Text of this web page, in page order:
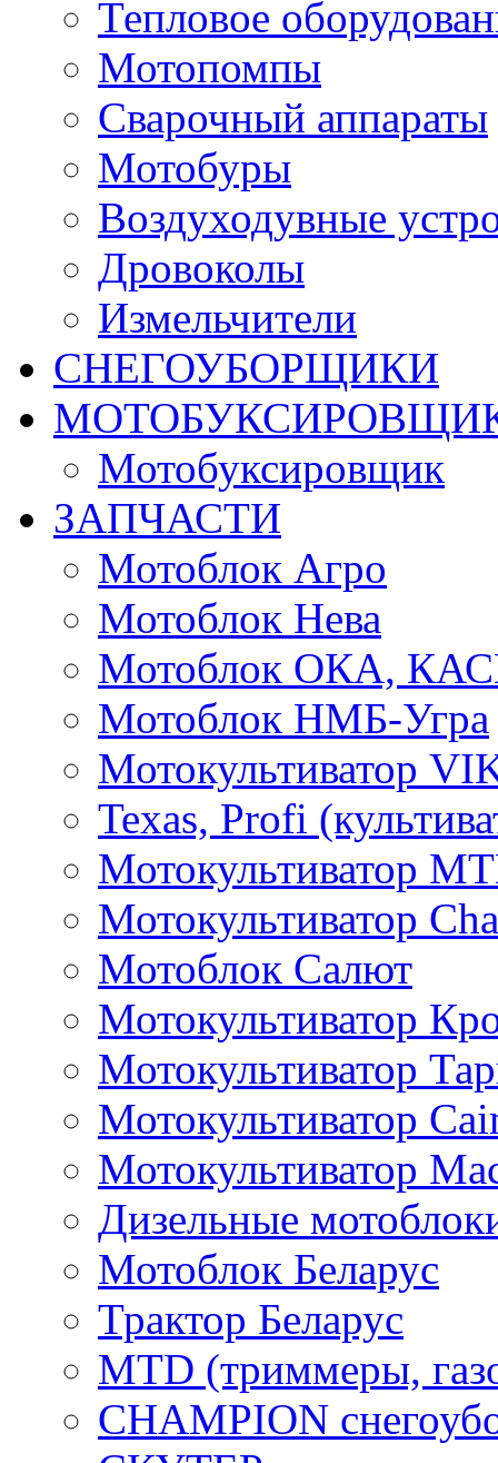
Тепловое
Мотопомпы
Сварочный аппараты
Мотобуры
Воздуходувные
Дровоколы
Измельчители
СНЕГОУБОРЩИКИ
Мотобуксировщик
ЗАПЧАСТИ
Мотоблок Агро
Мотоблок Нева
Мотоблок ОКА,
Мотоблок НМБ-Угра
Мотокультиватор
Texas, Profi
Мотокультиватор
Мотокультиватор
Мотоблок Салют
Мотокультиватор
Мотокультиватор
Мотокультиватор
Мотокультиватор
Дизельные
Мотоблок Беларус
Трактор Беларус
MTD (триммеры,
CHAMPION